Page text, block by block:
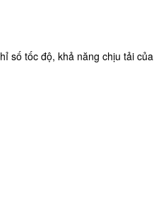
số tốc độ, khả năng chịu tải của